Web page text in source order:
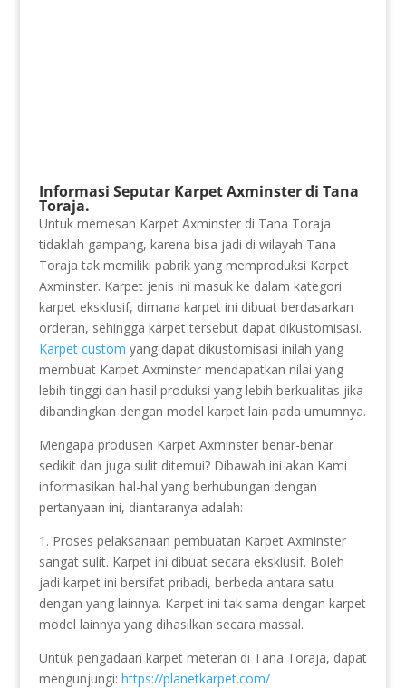
Informasi Seputar Karpet Axminster di Tana
Toraja.
Untuk memesan Karpet Axminster di Tana Toraja
tidaklah gampang, karena bisa jadi di wilayah Tana
Toraja tak memiliki pabrik yang memproduksi Karpet
Axminster. Karpet jenis ini masuk ke dalam kategori
karpet eksklusif, dimana karpet ini dibuat berdasarkan
orderan, sehingga karpet tersebut dapat dikustomisasi.
Karpet custom yang dapat dikustomisasi inilah yang
membuat Karpet Axminster mendapatkan nilai yang
lebih tinggi dan hasil produksi yang lebih berkualitas jika
dibandingkan dengan model karpet lain pada umumnya.
Mengapa produsen Karpet Axminster benar-benar
sedikit dan juga sulit ditemui? Dibawah ini akan Kami
informasikan hal-hal yang berhubungan dengan
pertanyaan ini, diantaranya adalah:
1. Proses pelaksanaan pembuatan Karpet Axminster
sangat sulit. Karpet ini dibuat secara eksklusif. Boleh
jadi karpet ini bersifat pribadi, berbeda antara satu
dengan yang lainnya. Karpet ini tak sama dengan karpet
model lainnya yang dihasilkan secara massal.
Untuk pengadaan karpet meteran di Tana Toraja, dapat
mengunjungi: https://planetkarpet.com/